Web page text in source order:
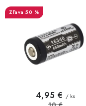
50 %
4,95 € / ks